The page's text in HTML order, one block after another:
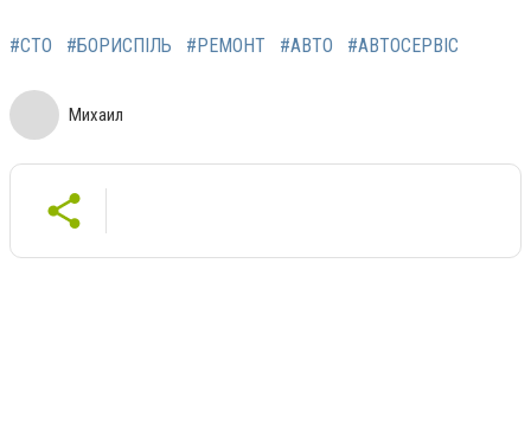
#СТО #БОРИСПІЛЬ #РЕМОНТ #АВТО #АВТОСЕРВІС
Михаил